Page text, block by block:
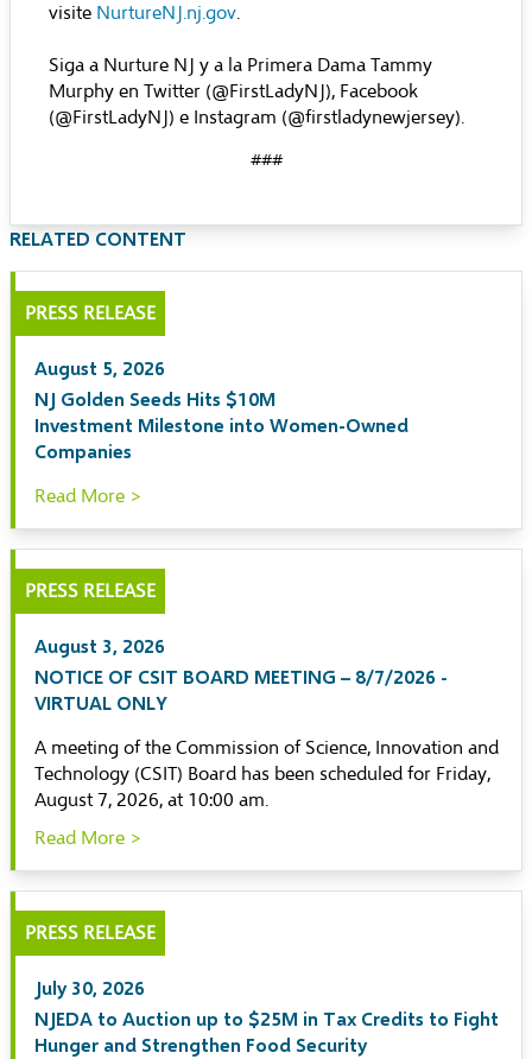
visite NurtureNJ.nj.gov.
Siga a Nurture NJ y a la Primera Dama Tammy
Murphy en Twitter (@FirstLadyNJ), Facebook
(@FirstLadyNJ) e Instagram (@firstladynewjersey).
###
RELATED CONTENT
PRESS RELEASE
August 5, 2026
NJ Golden Seeds Hits $10M
Investment Milestone into Women-Owned
Companies
Read More >
PRESS RELEASE
August 3, 2026
NOTICE OF CSIT BOARD MEETING – 8/7/2026 -
VIRTUAL ONLY
A meeting of the Commission of Science, Innovation and
Technology (CSIT) Board has been scheduled for Friday,
August 7, 2026, at 10:00 am.
Read More >
PRESS RELEASE
July 30, 2026
NJEDA to Auction up to $25M in Tax Credits to Fight
Hunger and Strengthen Food Security